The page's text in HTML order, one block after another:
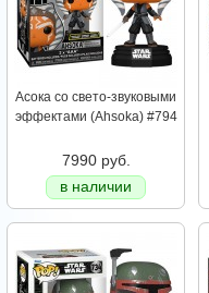
Асока со свето-звуковыми
эффектами (Ahsoka) #794
7990 руб.
в наличии